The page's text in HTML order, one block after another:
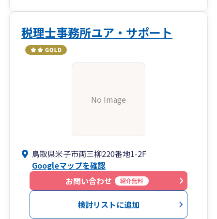
税理士事務所ユア・サポート
No Image
鳥取県米子市両三柳220番地1-2F
Googleマップを確認
お問い合わせ
紹介無料
検討リストに追加